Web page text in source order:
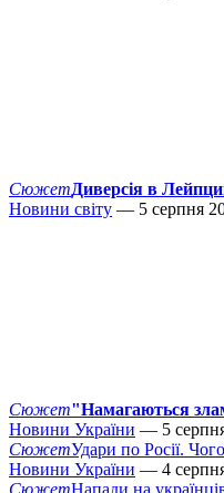
СюжетДиверсія в
Новини світу — 5 серпня
Сюжет"Намагаються
Новини України — 5
СюжетУдари по Росії.
Новини України — 4